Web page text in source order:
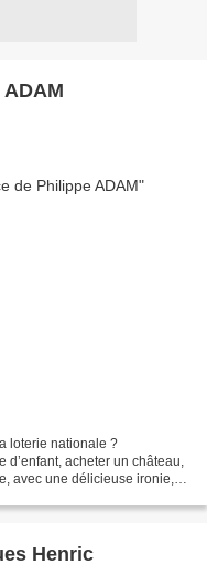
loterie nationale ?
d’enfant, acheter un château,
avec une délicieuse ironie,
blancs Jacques Henric